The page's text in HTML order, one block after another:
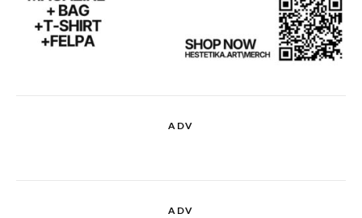
ADV
ADV